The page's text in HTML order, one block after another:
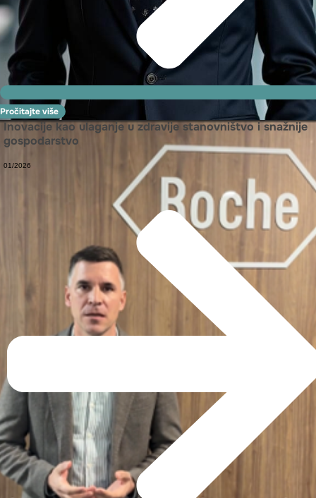
Pročitajte više
Inovacije kao ulaganje u zdravije stanovništvo i snažnije
gospodarstvo
01/2026